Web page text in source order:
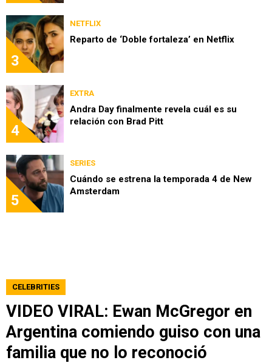
3
NETFLIX
Reparto de ‘Doble fortaleza’ en Netflix
4
EXTRA
Andra Day finalmente revela cuál es su
relación con Brad Pitt
5
SERIES
Cuándo se estrena la temporada 4 de New
Amsterdam
CELEBRITIES
VIDEO VIRAL: Ewan McGregor en
Argentina comiendo guiso con una
familia que no lo reconoció